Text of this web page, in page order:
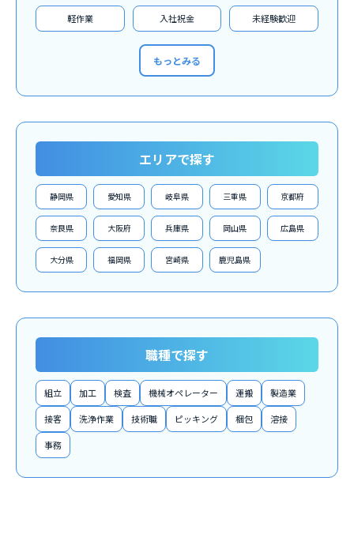
軽作業 入社祝金 未経験歓迎
もっとみる
エリアで探す
静岡県 愛知県 岐阜県 三重県 京都府
奈良県 大阪府 兵庫県 岡山県 広島県
大分県 福岡県 宮崎県 鹿児島県
職種で探す
組立 加工 検査 機械オペレーター 運搬 製造業
接客 洗浄作業 技術職 ピッキング 梱包 溶接
事務